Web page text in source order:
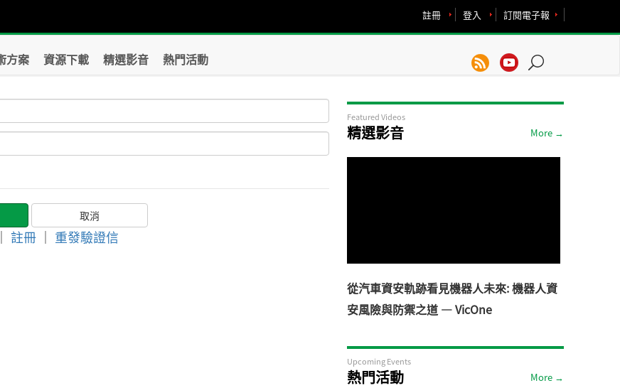
訂閱電子報
登入
註冊
方案 資源下載 精選影音 熱門活動
｜ 註冊 ｜ 重發驗證信
Featured Videos
精選影音 More →
從汽車資安軌跡看見機器人未來: 機器人資
安風險與防禦之道 — VicOne
Upcoming Events
熱門活動 More →